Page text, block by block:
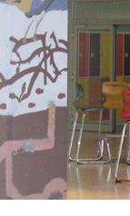
Zum
Inhalt
springen